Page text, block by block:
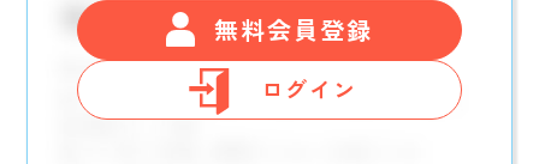
無料会員登録
ログイン